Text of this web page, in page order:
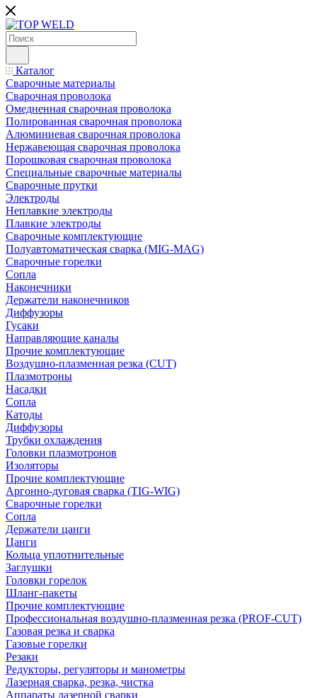
Каталог
Сварочные материалы
Сварочная проволока
Омедненная сварочная проволока
Полированная сварочная проволока
Алюминиевая сварочная проволока
Нержавеющая сварочная проволока
Порошковая сварочная проволока
Специальные сварочные материалы
Сварочные прутки
Электроды
Неплавкие электроды
Плавкие электроды
Сварочные комплектующие
Полуавтоматическая сварка (MIG-MAG)
Сварочные горелки
Сопла
Наконечники
Держатели наконечников
Диффузоры
Гусаки
Направляющие каналы
Прочие комплектующие
Воздушно-плазменная резка (CUT)
Плазмотроны
Насадки
Сопла
Катоды
Диффузоры
Трубки охлаждения
Головки плазмотронов
Изоляторы
Прочие комплектующие
Аргонно-дуговая сварка (TIG-WIG)
Сварочные горелки
Сопла
Держатели цанги
Цанги
Кольца уплотнительные
Заглушки
Головки горелок
Шланг-пакеты
Прочие комплектующие
Профессиональная воздушно-плазменная резка (PROF-CUT)
Газовая резка и сварка
Газовые горелки
Резаки
Редукторы, регуляторы и манометры
Лазерная сварка, резка, чистка
Аппараты лазерной сварки